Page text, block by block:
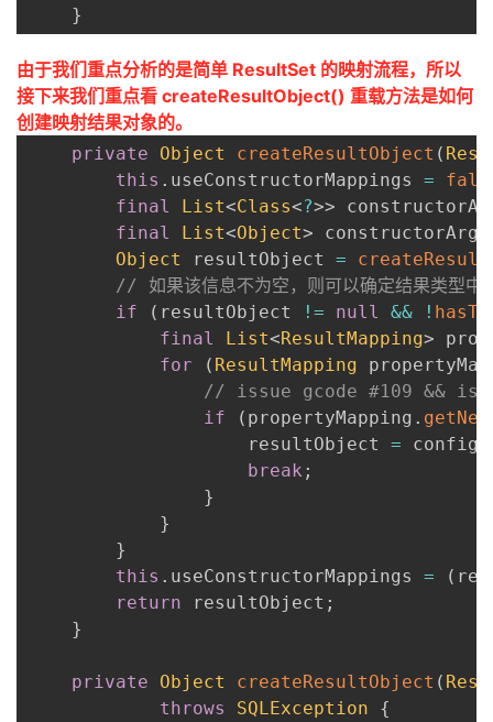
}
由于我们重点分析的是简单 ResultSet 的映射流程，所以
接下来我们重点看 createResultObject() 重载方法是如何
创建映射结果对象的。
private Object createResultObject (
this . useConstructorMappings =
final
List<Class<?>>
final
List<Object>
Object
resultObject =
// 如果该信息不为空，则可以确定结果类型中
if
( resultObject != null && !
final
List<ResultMapping>
for
( ResultMapping
// issue gcode #109 &&
if
( propertyMapping .
                    resultObject
=
break ;
}
}
}
this . useConstructorMappings = (
return resultObject ;
}
private Object createResultObject (
throws
SQLException
{